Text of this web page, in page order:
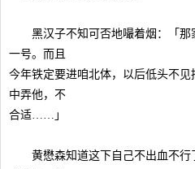
黑汉子不知可否地嘬着烟：「那
一号。而且
今年铁定要进咱北体，以后低头不
中弄他，不
合适……」
黄懋森知道这下自己不出血不行